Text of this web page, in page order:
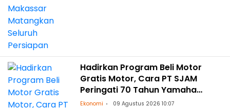
Hadirkan Program Beli Motor
Gratis Motor, Cara PT SJAM
Peringati 70 Tahun Yamaha
Indonesia dan HUT RI ke-81
Ekonomi 09 Agustus 2026 10:07